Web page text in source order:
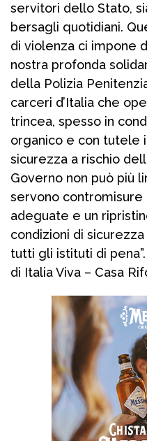
servitori dello Stato,
bersagli quotidiani.
di violenza ci impone
nostra profonda
della Polizia
carceri d’Italia che
trincea, spesso in
organico e con tutele
sicurezza a rischio
Governo non può più
servono contromisure
adeguate e un
condizioni di
tutti gli istituti di
di Italia Viva – Casa